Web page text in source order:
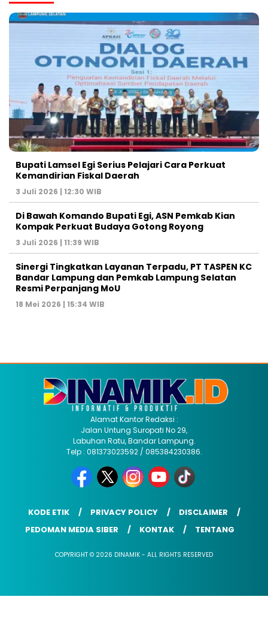
Bupati Lamsel Egi Serius Pelajari Cara Perkuat
Kemandirian Fiskal Daerah
3 Juli 2026 | 12:30 WIB
Di Bawah Komando Bupati Egi, ASN Pemkab Kian
Kompak Perkuat Budaya Gotong Royong
3 Juli 2026 | 11:39 WIB
Sinergi Tingkatkan Layanan Terpadu, PT TASPEN KC
Bandar Lampung dan Pemkab Lampung Selatan
Resmi Perpanjang MoU
18 Mei 2026 | 15:34 WIB
Alamat Kantor Redaksi :
Jalan Untung Suropati No 29,
Labuhan Ratu, Bandar Lampung.
Telp : 081373023592 / 085384230386.
KODE ETIK PRIVACY POLICY
DISCLAIMER
PEDOMAN MEDIA SIBER
KONTAK TENTANG
COPYRIGHT © 2026 DINAMIK - ALL RIGHTS RESERVED